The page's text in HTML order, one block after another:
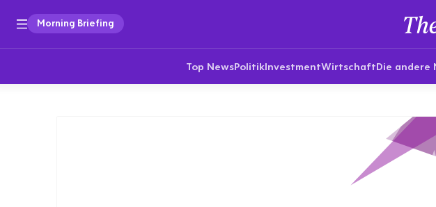
Morning Briefing
Top NewsPolitikInvestmentWirtschaftDie andere